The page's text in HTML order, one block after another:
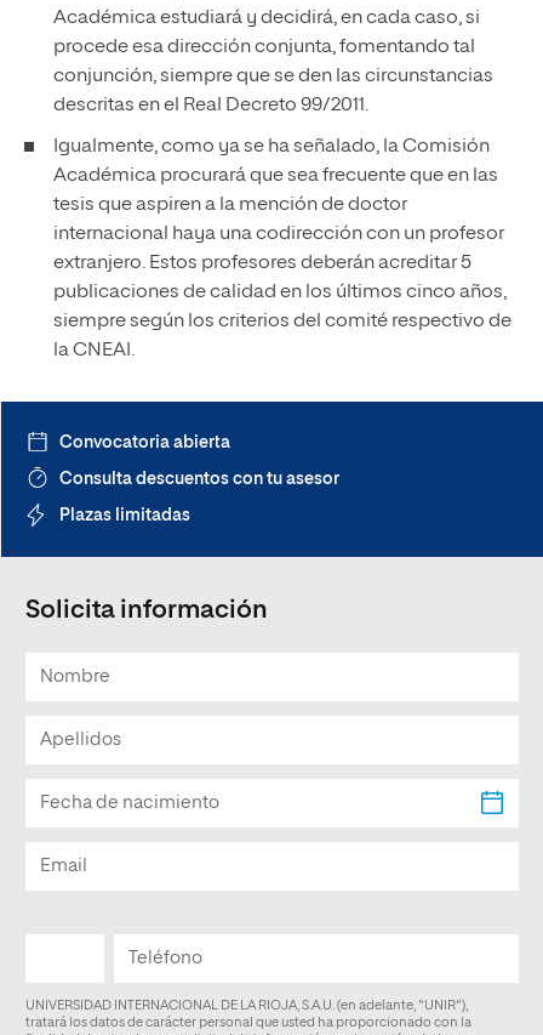
Académica estudiará y decidirá, en cada caso, si
procede esa dirección conjunta, fomentando tal
conjunción, siempre que se den las circunstancias
descritas en el Real Decreto 99/2011.
Igualmente, como ya se ha señalado, la Comisión
Académica procurará que sea frecuente que en las
tesis que aspiren a la mención de doctor
internacional haya una codirección con un profesor
extranjero. Estos profesores deberán acreditar 5
publicaciones de calidad en los últimos cinco años,
siempre según los criterios del comité respectivo de
la CNEAI.
Convocatoria abierta
Consulta descuentos con tu asesor
Plazas limitadas
Solicita información